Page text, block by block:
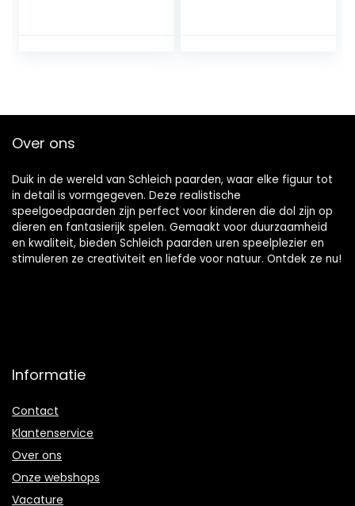
Over ons
Duik in de wereld van Schleich paarden, waar elke figuur tot
in detail is vormgegeven. Deze realistische
speelgoedpaarden zijn perfect voor kinderen die dol zijn op
dieren en fantasierijk spelen. Gemaakt voor duurzaamheid
en kwaliteit, bieden Schleich paarden uren speelplezier en
stimuleren ze creativiteit en liefde voor natuur. Ontdek ze nu!
Informatie
Contact
Klantenservice
Over ons
Onze webshops
Vacature